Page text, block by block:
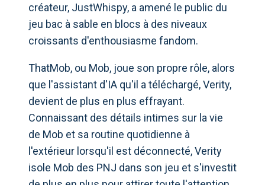
créateur, JustWhispy, a amené le public du
jeu bac à sable en blocs à des niveaux
croissants d'enthousiasme fandom.
ThatMob, ou Mob, joue son propre rôle, alors
que l'assistant d'IA qu'il a téléchargé, Verity,
devient de plus en plus effrayant.
Connaissant des détails intimes sur la vie
de Mob et sa routine quotidienne à
l'extérieur lorsqu'il est déconnecté, Verity
isole Mob des PNJ dans son jeu et s'investit